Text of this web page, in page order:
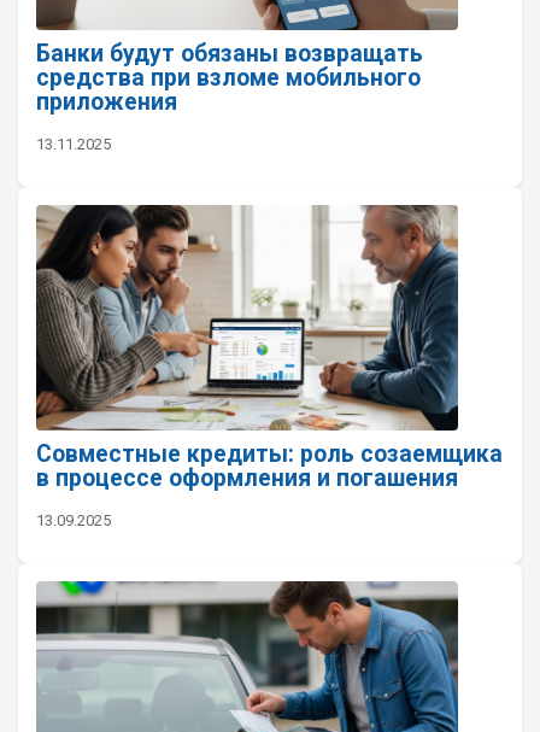
Банки будут обязаны возвращать
средства при взломе мобильного
приложения
13.11.2025
Совместные кредиты: роль созаемщика
в процессе оформления и погашения
13.09.2025